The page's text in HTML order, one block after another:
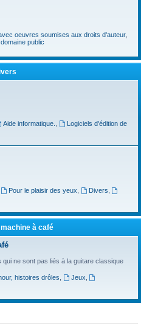
oeuvres soumises aux droits d'auteur,
public
Aide informatique.
Logiciels d'édition de
Pour le plaisir des yeux Divers
à café
qui ne sont pas liés à la guitare classique
histoires drôles Jeux